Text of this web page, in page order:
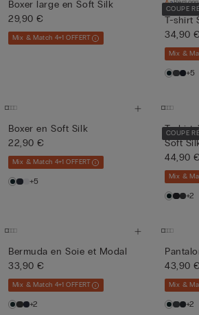
Boxer large en Soft Silk
29,90 €
Mix & Match 4+1 OFFERT
COUPE
T-shirt
34,90 €
Mix &
+5
Boxer en Soft Silk
22,90 €
Mix & Match 4+1 OFFERT
+5
COUPE
T-shirt
Soft
44,90 €
Mix &
+2
Bermuda en Soie et Modal
33,90 €
Mix & Match 4+1 OFFERT
+2
43,90 €
Mix &
+2